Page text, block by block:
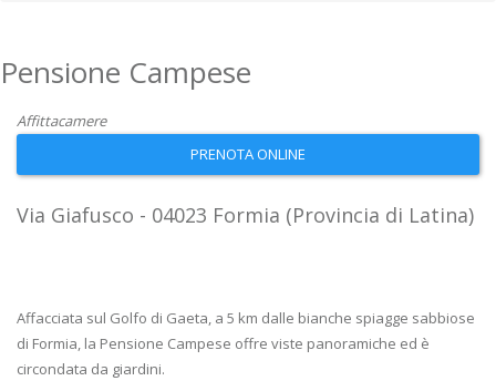
Pensione Campese
Affittacamere
PRENOTA ONLINE
Via Giafusco - 04023 Formia (Provincia di Latina)
Affacciata sul Golfo di Gaeta, a 5 km dalle bianche spiagge sabbiose
di Formia, la Pensione Campese offre viste panoramiche ed è
circondata da giardini.